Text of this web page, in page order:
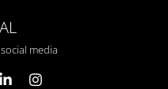
media